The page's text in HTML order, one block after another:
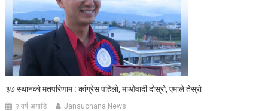
३७ स्थानको मतपरिणाम : कांग्रेस पहिलो, माओवादी दोस्रो, एमाले तेस्रो
२ वर्ष अगाडि Jansuchana News